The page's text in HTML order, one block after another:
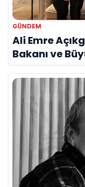
GÜNDEM
Ali Emre
Bakanı ve
Bir Araya